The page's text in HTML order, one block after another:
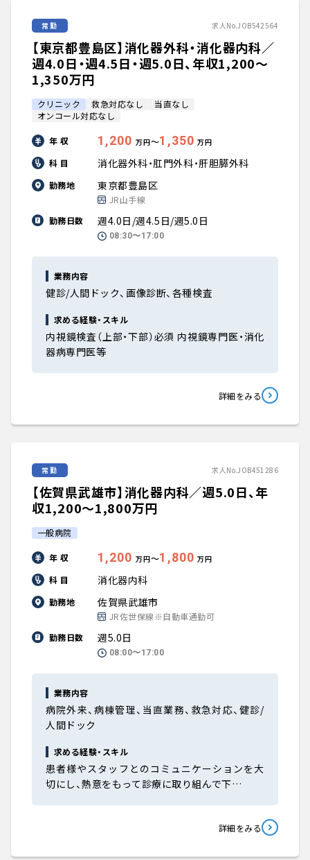
常勤 求人No.JOB542564
【東京都豊島区】消化器外科・消化器内科／
週4.0日・週4.5日・週5.0日、年収1,200〜
1,350万円
クリニック 救急対応なし
当直なし
オンコール対応なし
年 収 1,200 万円〜1,350 万円
科 目 消化器外科・肛門外科・肝胆膵外科
勤務地 東京都豊島区
JR山手線
勤務日数
週4.0日/週4.5日/週5.0日
08:30〜17:00
業務内容
健診/人間ドック、画像診断、各種検査
求める経験・スキル
内視鏡検査（上部・下部）必須 内視鏡専門医・消化
器病専門医等
詳細をみる
常勤 求人No.JOB451286
【佐賀県武雄市】消化器内科／週5.0日、年
収1,200〜1,800万円
一般病院
年 収 1,200 万円〜1,800 万円
科 目 消化器内科
勤務地 佐賀県武雄市
JR佐世保線※自動車通勤可
勤務日数
週5.0日
08:00〜17:00
業務内容
病院外来、病棟管理、当直業務、救急対応、健診/
人間ドック
求める経験・スキル
患者様やスタッフとのコミュニケーションを大
切にし、熱意をもって診療に取り組んで下…
詳細をみる